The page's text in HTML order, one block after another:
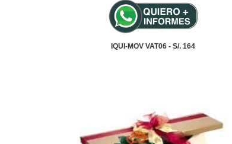
IQUI-MOV VAT06 - S/. 164